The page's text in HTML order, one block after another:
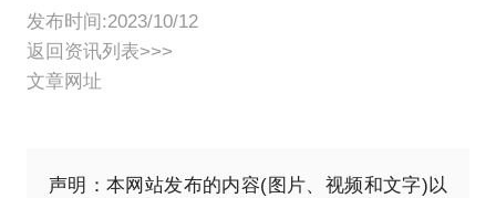
发布时间:2023/10/12
返回资讯列表>>>
文章网址
声明：本网站发布的内容(图片、视频和文字)以